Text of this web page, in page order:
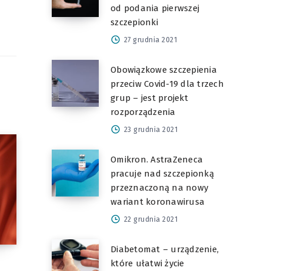
od podania pierwszej
szczepionki
27 grudnia 2021
Obowiązkowe szczepienia
przeciw Covid-19 dla trzech
grup – jest projekt
rozporządzenia
23 grudnia 2021
Omikron. AstraZeneca
pracuje nad szczepionką
przeznaczoną na nowy
wariant koronawirusa
22 grudnia 2021
Diabetomat – urządzenie,
które ułatwi życie